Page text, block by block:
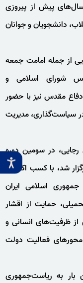
پیش از پیروزی
دانشجویان و جوانان
از جمله امامت جمعه
شورای اسلامی و
مقدس نیز با حضور
سیاست‌گذاری، مدیریت
در سومین دوره
ریاست‌جمهوری که مهرماه ۱۳۶۰ برگزار شد، با کسب اکثریت
اسلامی ایران
حمایت از اقشار
از ظرفیت‌های انسانی و
فعالیت دولت
برای دومین بار به ریاست‌جمهوری